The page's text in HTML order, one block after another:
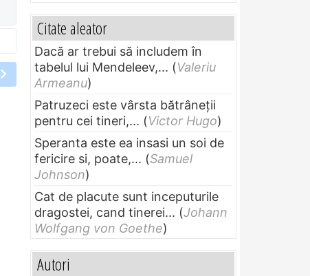
Citate aleator
Dacă ar trebui să includem în
tabelul lui Mendeleev,... (Valeriu
Armeanu)
Patruzeci este vârsta bătrâneții
pentru cei tineri,... (Victor Hugo)
Speranta este ea insasi un soi de
fericire si, poate,... (Samuel
Johnson)
Cat de placute sunt inceputurile
dragostei, cand tinerei... (Johann
Wolfgang von Goethe)
Autori